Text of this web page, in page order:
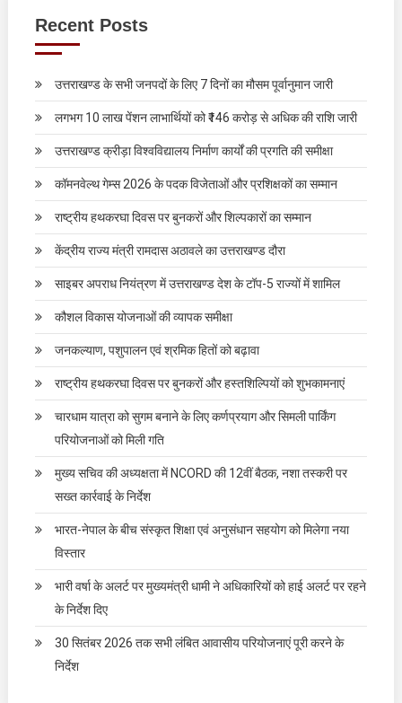
Recent Posts
उत्तराखण्ड के सभी जनपदों के लिए 7 दिनों का मौसम पूर्वानुमान जारी
लगभग 10 लाख पेंशन लाभार्थियों को ₹146 करोड़ से अधिक की राशि जारी
उत्तराखण्ड क्रीड़ा विश्वविद्यालय निर्माण कार्यों की प्रगति की समीक्षा
कॉमनवेल्थ गेम्स 2026 के पदक विजेताओं और प्रशिक्षकों का सम्मान
राष्ट्रीय हथकरघा दिवस पर बुनकरों और शिल्पकारों का सम्मान
केंद्रीय राज्य मंत्री रामदास अठावले का उत्तराखण्ड दौरा
साइबर अपराध नियंत्रण में उत्तराखण्ड देश के टॉप-5 राज्यों में शामिल
कौशल विकास योजनाओं की व्यापक समीक्षा
जनकल्याण, पशुपालन एवं श्रमिक हितों को बढ़ावा
राष्ट्रीय हथकरघा दिवस पर बुनकरों और हस्तशिल्पियों को शुभकामनाएं
चारधाम यात्रा को सुगम बनाने के लिए कर्णप्रयाग और सिमली पार्किंग
परियोजनाओं को मिली गति
मुख्य सचिव की अध्यक्षता में NCORD की 12वीं बैठक, नशा तस्करी पर
सख्त कार्रवाई के निर्देश
भारत-नेपाल के बीच संस्कृत शिक्षा एवं अनुसंधान सहयोग को मिलेगा नया
विस्तार
भारी वर्षा के अलर्ट पर मुख्यमंत्री धामी ने अधिकारियों को हाई अलर्ट पर रहने
के निर्देश दिए
30 सितंबर 2026 तक सभी लंबित आवासीय परियोजनाएं पूरी करने के
निर्देश